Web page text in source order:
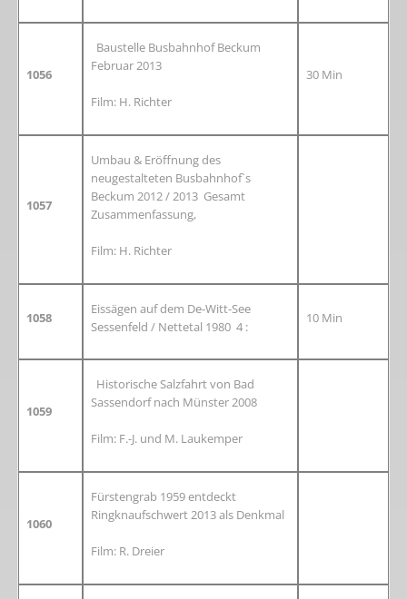
1056
Baustelle Busbahnhof Beckum
Februar 2013
Film: H. Richter
30 Min
1057
Umbau & Eröffnung des
neugestalteten Busbahnhof`s
Beckum 2012 / 2013 Gesamt
Zusammenfassung,
Film: H. Richter
1058
Eissägen auf dem De-Witt-See
Sessenfeld / Nettetal 1980 4 :
10 Min
1059
Historische Salzfahrt von Bad
Sassendorf nach Münster 2008
Film: F.-J. und M. Laukemper
1060
Fürstengrab 1959 entdeckt
Ringknaufschwert 2013 als Denkmal
Film: R. Dreier